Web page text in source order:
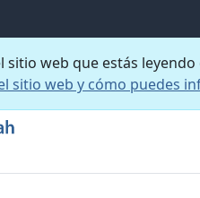
sitio web que estás
sitio web y cómo puedes